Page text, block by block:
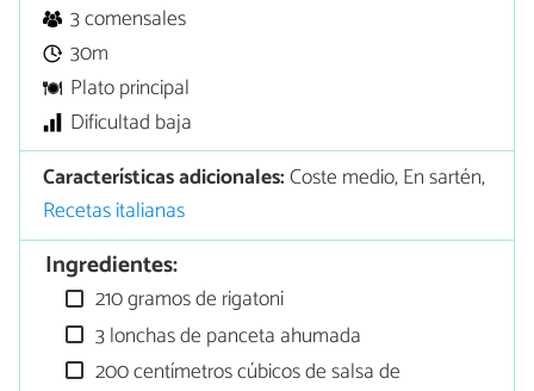
3 comensales
30m
Plato principal
Dificultad baja
Características adicionales:Coste medio, En sartén,
Recetas italianas
Ingredientes:
210 gramos de rigatoni
3 lonchas de panceta ahumada
200 centímetros cúbicos de salsa de